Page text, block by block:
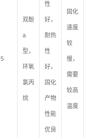
5
双酚
a
型，
环氧
氯丙
烷
性
好，
耐热
性
好，
固化
产物
性能
优良
固化
速度
较
慢，
需要
较高
温度